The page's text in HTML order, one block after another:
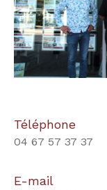
Téléphone
04 67 57 37 37
E-mail